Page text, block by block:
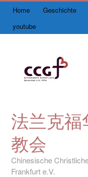
Home Geschichte
youtube
法兰克福
教会
Chinesische
Frankfurt e.V.
Skip
content
Home
#68 (kein Titel)
Leihbücherei
Links